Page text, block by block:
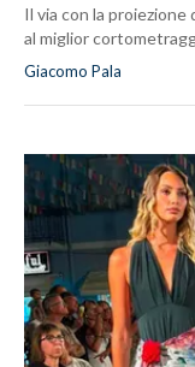
Il via con la proiezione
al miglior
Giacomo Pala